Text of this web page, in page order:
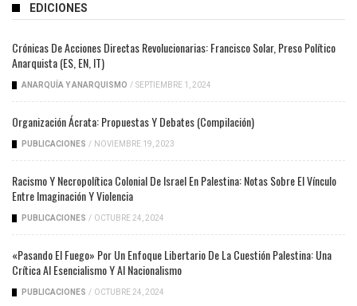
EDICIONES
Crónicas De Acciones Directas Revolucionarias: Francisco Solar, Preso Político
Anarquista (ES, EN, IT)
ANARQUÍA Y ANARQUISMO / SEPTIEMBRE 1, 2024
Organización Ácrata: Propuestas Y Debates (compilación)
PUBLICACIONES / NOVIEMBRE 19, 2023
Racismo Y Necropolítica Colonial De Israel En Palestina: Notas Sobre El Vínculo
Entre Imaginación Y Violencia
PUBLICACIONES / OCTUBRE 24, 2024
«Pasando El Fuego» Por Un Enfoque Libertario De La Cuestión Palestina: Una
Crítica Al Esencialismo Y Al Nacionalismo
PUBLICACIONES / OCTUBRE 24, 2024